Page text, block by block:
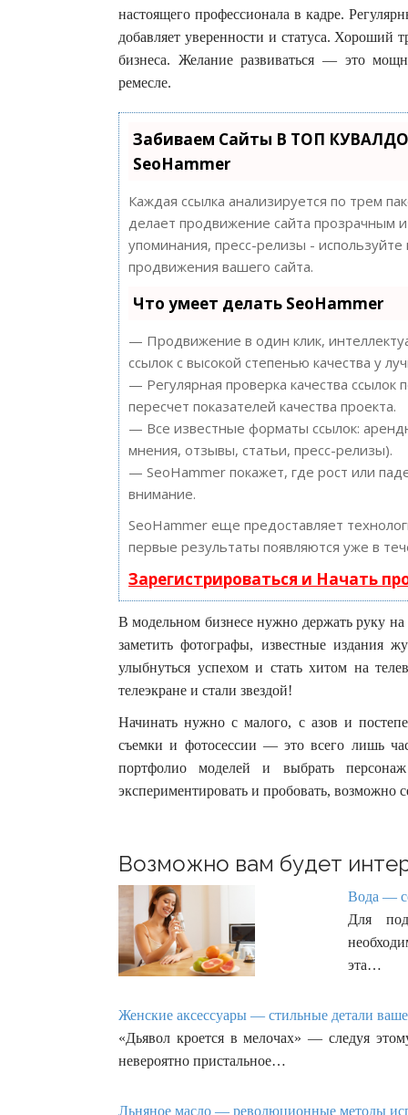
настоящего профессионала в кадре.
добавляет уверенности и статуса. Хороший
бизнеса. Желание развиваться — это
ремесле.
Забиваем Сайты В ТОП
SeoHammer
Каждая ссылка анализируется по трем
делает продвижение сайта прозрачным
упоминания, пресс-релизы -
продвижения вашего сайта.
Что умеет делать SeoHammer
— Продвижение в один клик,
ссылок с высокой степенью качества у
— Регулярная проверка качества
пересчет показателей качества проекта.
— Все известные форматы ссылок:
мнения, отзывы, статьи, пресс-релизы).
— SeoHammer покажет, где рост или
внимание.
SeoHammer еще предоставляет
первые результаты появляются уже в
Зарегистрироваться и Начать
В модельном бизнесе нужно держать руку на
заметить фотографы, известные издания
улыбнуться успехом и стать хитом на
телеэкране и стали звездой!
Начинать нужно с малого, с азов и
съемки и фотосессии — это всего лишь
портфолио моделей и выбрать персонаж
экспериментировать и пробовать, возможно
Возможно вам будет
Вода —
Для
эта…
Женские аксессуары — стильные детали
«Дьявол кроется в мелочах» — следуя
невероятно пристальное…
Льняное масло — революционные методы